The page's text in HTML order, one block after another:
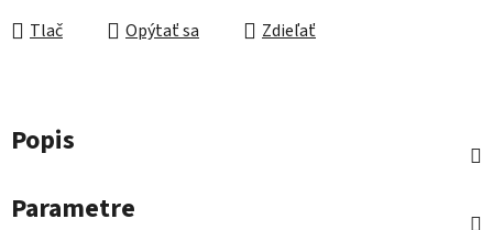
Tlač Opýtať sa Zdieľať
Popis
Parametre